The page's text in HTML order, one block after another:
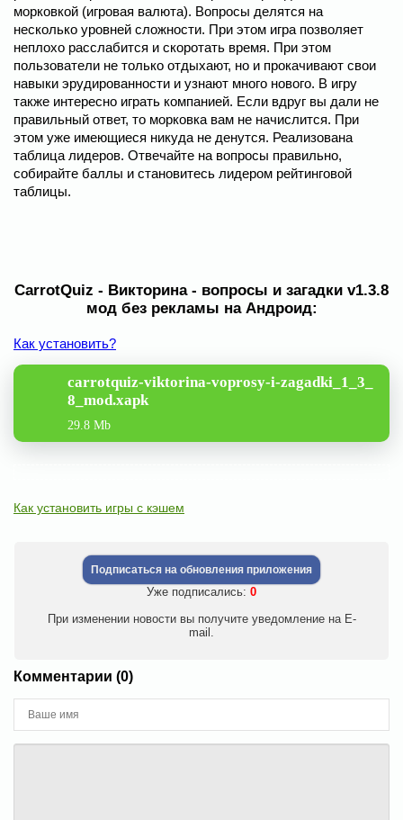
морковкой (игровая валюта). Вопросы делятся на
несколько уровней сложности. При этом игра позволяет
неплохо расслабится и скоротать время. При этом
пользователи не только отдыхают, но и прокачивают свои
навыки эрудированности и узнают много нового. В игру
также интересно играть компанией. Если вдруг вы дали не
правильный ответ, то морковка вам не начислится. При
этом уже имеющиеся никуда не денутся. Реализована
таблица лидеров. Отвечайте на вопросы правильно,
собирайте баллы и становитесь лидером рейтинговой
таблицы.
CarrotQuiz - Викторина - вопросы и загадки v1.3.8
мод без рекламы на Андроид:
Как установить?
carrotquiz-viktorina-voprosy-i-zagadki_1_3_
8_mod.xapk
29.8 Mb
Как установить игры с кэшем
Подписаться на обновления приложения
Уже подписались: 0
При изменении новости вы получите уведомление на E-
mail.
Комментарии (0)